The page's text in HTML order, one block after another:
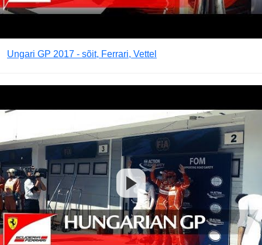
Ungari GP 2017 - sõit, Ferrari, Vettel